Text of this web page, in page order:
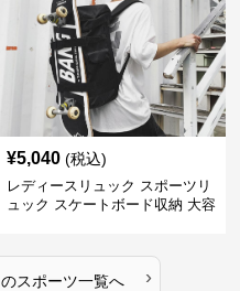
¥5,040 (税込)
レディースリュック スポーツリ
ュック スケートボード収納 大容
のスポーツ一覧へ ›